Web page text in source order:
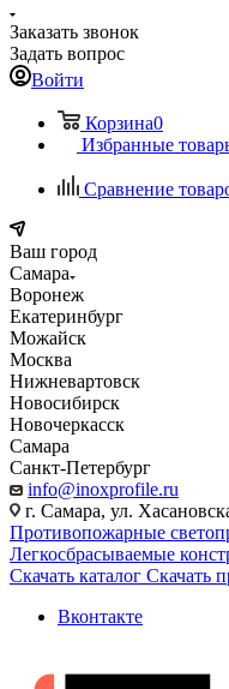
Заказать звонок
Задать вопрос
Войти
Корзина0
Избранные
Сравнение
Ваш город
Самара
Воронеж
Екатеринбург
Можайск
Москва
Нижневартовск
Новосибирск
Новочеркасск
Самара
Санкт-Петербург
info@inoxprofile.ru
г. Самара, ул.
Противопожарные
Легкосбрасываемые
Скачать каталог Скачать
Вконтакте